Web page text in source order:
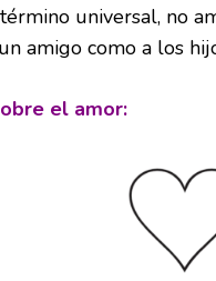
universal, no
amigo como a los
el amor: